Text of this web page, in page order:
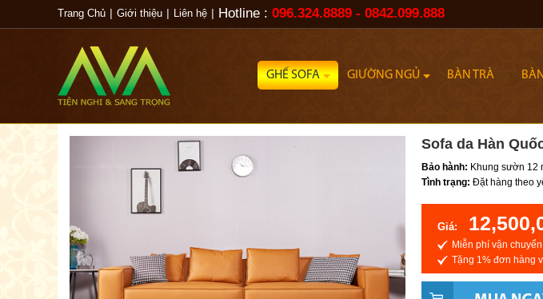
GHẾ SOFA GIƯỜNG NGỦ BÀN TRÀ
Sofa da Hàn
Bảo hành: Khung sườn 12
Tình trạng: Đặt hàng theo
Giá:
Miễn phí vận
Tặng 1% đơn hàng
Trang Chủ Giới thiệu Liên hệ Hotline : 096.324.8889 - 0842.099.888